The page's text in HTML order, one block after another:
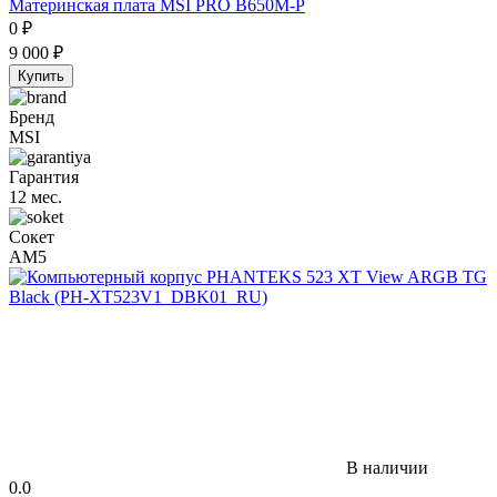
Материнская плата MSI PRO B650M-P
0 ₽
9 000 ₽
Купить
Бренд
MSI
Гарантия
12 мес.
Сокет
AM5
В наличии
0.0